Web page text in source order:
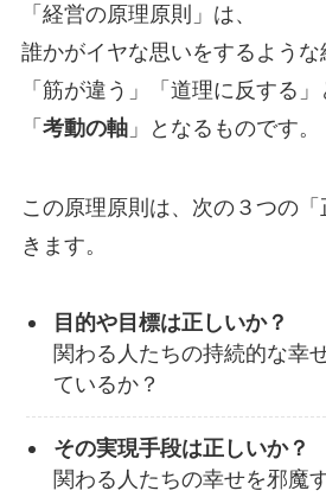
「経営の原理原則」は、
誰かがイヤな思いをするような
「筋が違う」「道理に反する」
「 考動の軸」となるものです。
この原理原則は、次の３つの
きます。
目的や目標は正しいか？
関わる人たちの持続的な幸
ているか？
その実現手段は正しいか？
関わる人たちの幸せを邪魔